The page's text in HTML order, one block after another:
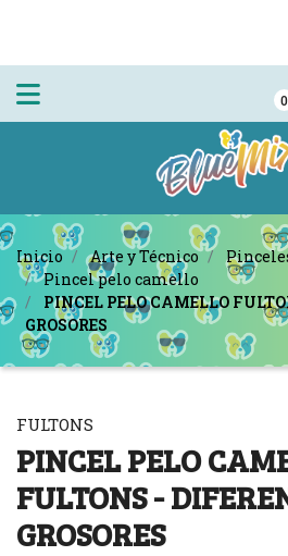
0
Inicio Arte y Técnico
Pincel pelo camello
PINCEL PELO CAMELLO
GROSORES
FULTONS
PINCEL PELO
FULTONS -
GROSORES